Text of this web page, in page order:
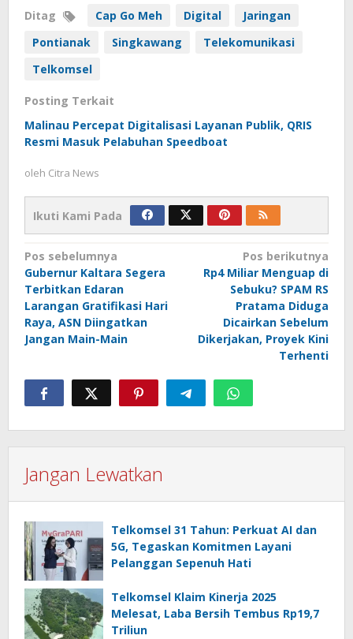
Ditag Cap Go Meh Digital
Jaringan
Pontianak
Singkawang
Telekomunikasi
Telkomsel
Posting Terkait
Malinau Percepat Digitalisasi Layanan Publik, QRIS
Resmi Masuk Pelabuhan Speedboat
oleh Citra News
Ikuti Kami Pada
Navigasi
pos
Pos sebelumnya
Gubernur Kaltara Segera
Terbitkan Edaran
Larangan Gratifikasi Hari
Raya, ASN Diingatkan
Jangan Main-Main
Pos berikutnya
Rp4 Miliar Menguap di
Sebuku? SPAM RS
Pratama Diduga
Dicairkan Sebelum
Dikerjakan, Proyek Kini
Terhenti
Jangan Lewatkan
Telkomsel 31 Tahun: Perkuat AI dan
5G, Tegaskan Komitmen Layani
Pelanggan Sepenuh Hati
Telkomsel Klaim Kinerja 2025
Melesat, Laba Bersih Tembus Rp19,7
Triliun